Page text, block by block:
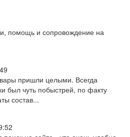
помощь и сопровождение на
пришли целыми. Всегда
был чуть побыстрей, по факту
состав...